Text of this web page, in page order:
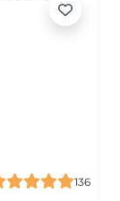
136